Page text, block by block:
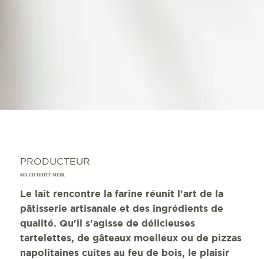
PRODUCTEUR
MILCH TRIFFT MEHL
Le lait rencontre la farine réunit l'art de la
pâtisserie artisanale et des ingrédients de
qualité. Qu'il s'agisse de délicieuses
tartelettes, de gâteaux moelleux ou de pizzas
napolitaines cuites au feu de bois, le plaisir